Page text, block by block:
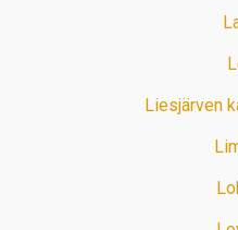
Liesjärven